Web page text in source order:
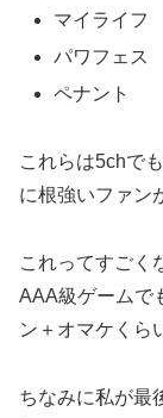
マイライフ
パワフェス
ペナント
これらは5chで
に根強いファン
これってすごく
AAA級ゲームで
ン＋オマケくら
ちなみに私が最